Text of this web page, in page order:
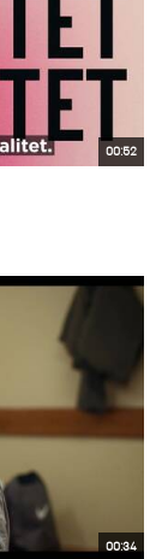
00:52
00:34